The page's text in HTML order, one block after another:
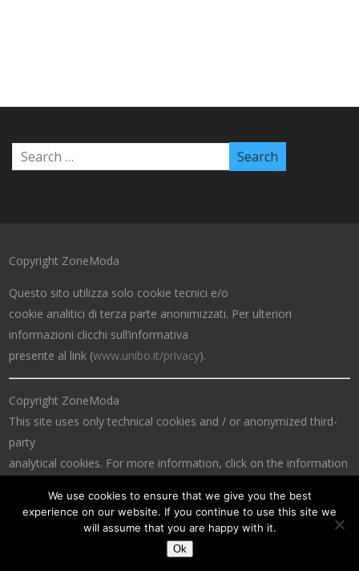
Copyright ZoneModa
Questo sito utilizza solo cookie tecnici e/o
cookie analitici di terza parte anonimizzati. Per ulteriori
informazioni clicchi sull’informativa
presente al link (www.unibo.it/privacy).
Copyright ZoneModa
This site uses only technical cookies and / or anonymized third-
party
analytical cookies. For more information, click on the information
We use cookies to ensure that we give you the best
experience on our website. If you continue to use this site we
will assume that you are happy with it.
Ok